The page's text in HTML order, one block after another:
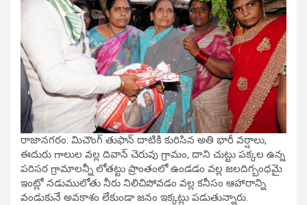
రాజానగరం: మిచౌంగ్ తుఫాన్ దాటికి కురిసిన అతి భారీ వర్షాలు,
ఈదురు గాలుల వల్ల దివాన్ చెరువు గ్రామం, దాని చుట్టు పక్కల ఉన్న
పరిసర గ్రామాలన్నీ లోతట్టు ప్రాంతంలో ఉండడం వల్ల జలదిగ్బంధమై
ఇంట్లో నడుములోతు నీరు నిలిచిపోవడం వల్ల కనీసం ఆహారాన్ని
వండుకునే అవకాశం లేకుండా జనం ఇక్కట్లు పడుతున్నారు.